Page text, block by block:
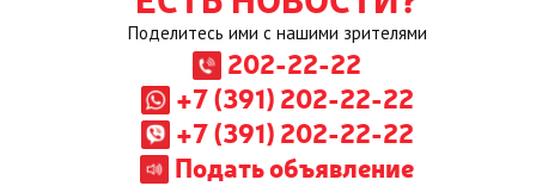
Поделитесь ими с нашими зрителями
202-22-22
+7 (391) 202-22-22
+7 (391) 202-22-22
Подать объявление